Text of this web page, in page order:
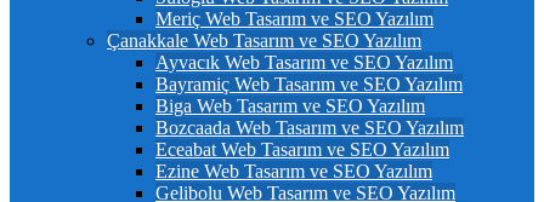
Meriç Web Tasarım ve SEO Yazılım
Çanakkale Web Tasarım ve SEO Yazılım
Ayvacık Web Tasarım ve SEO Yazılım
Bayramiç Web Tasarım ve SEO Yazılım
Biga Web Tasarım ve SEO Yazılım
Bozcaada Web Tasarım ve SEO Yazılım
Eceabat Web Tasarım ve SEO Yazılım
Ezine Web Tasarım ve SEO Yazılım
Gelibolu Web Tasarım ve SEO Yazılım